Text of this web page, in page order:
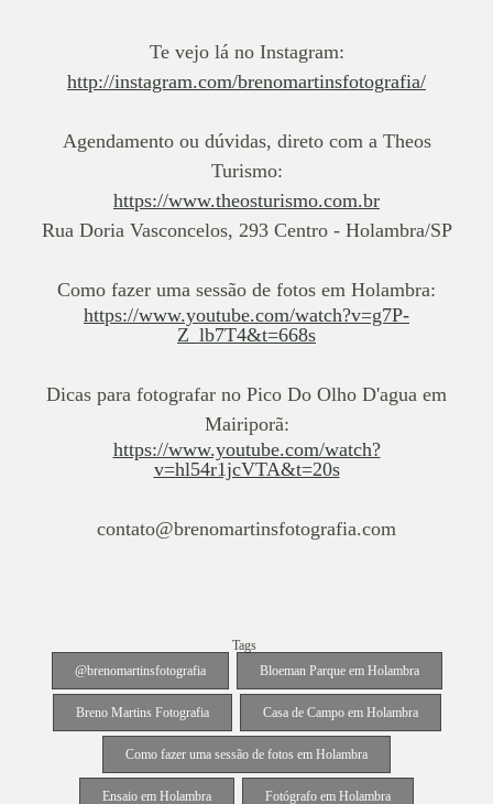
Te vejo lá no Instagram:
http://instagram.com/brenomartinsfotografia/
Agendamento ou dúvidas, direto com a Theos
Turismo:
https://www.theosturismo.com.br
Rua Doria Vasconcelos, 293 Centro - Holambra/SP
Como fazer uma sessão de fotos em Holambra:
https://www.youtube.com/watch?v=g7P-
Z_lb7T4&t=668s
Dicas para fotografar no Pico Do Olho D'agua em
Mairiporã:
https://www.youtube.com/watch?
v=hl54r1jcVTA&t=20s
contato@brenomartinsfotografia.com
Tags
@brenomartinsfotografia
Bloeman Parque em Holambra
Breno Martins Fotografia Casa de Campo em Holambra
Como fazer uma sessão de fotos em Holambra
Ensaio em Holambra Fotógrafo em Holambra